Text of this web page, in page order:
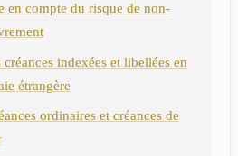
en compte du risque de non-
indexées et libellées en
étrangère
ordinaires et créances de